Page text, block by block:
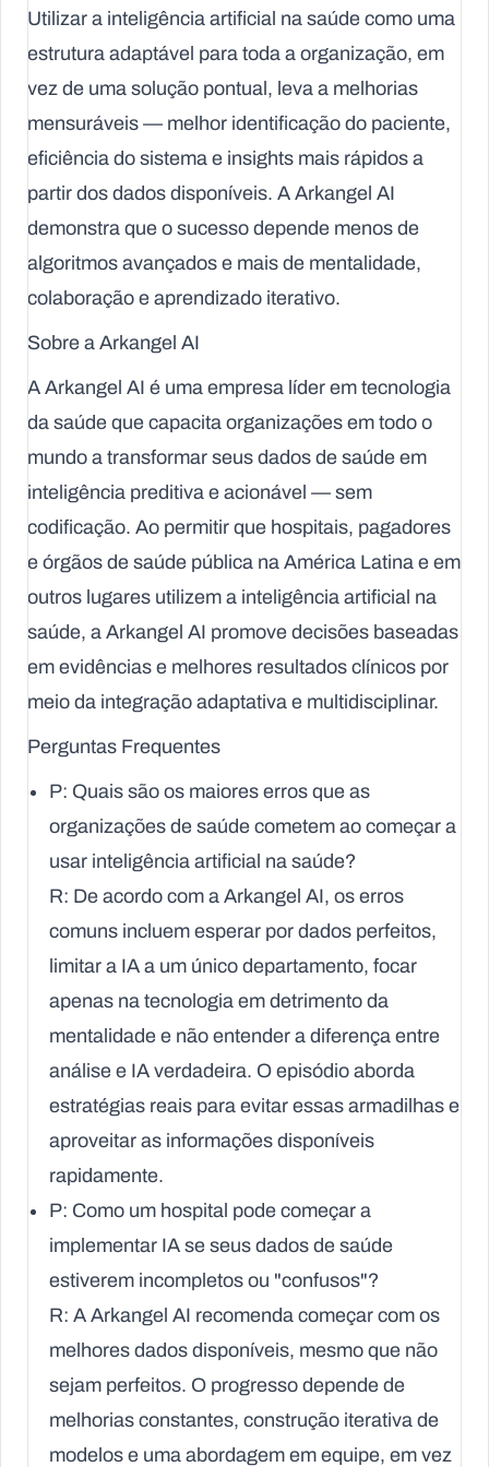
Utilizar a inteligência artificial na saúde como uma
estrutura adaptável para toda a organização, em
vez de uma solução pontual, leva a melhorias
mensuráveis — melhor identificação do paciente,
eficiência do sistema e insights mais rápidos a
partir dos dados disponíveis. A Arkangel AI
demonstra que o sucesso depende menos de
algoritmos avançados e mais de mentalidade,
colaboração e aprendizado iterativo.
Sobre a Arkangel AI
A Arkangel AI é uma empresa líder em tecnologia
da saúde que capacita organizações em todo o
mundo a transformar seus dados de saúde em
inteligência preditiva e acionável — sem
codificação. Ao permitir que hospitais, pagadores
e órgãos de saúde pública na América Latina e em
outros lugares utilizem a inteligência artificial na
saúde, a Arkangel AI promove decisões baseadas
em evidências e melhores resultados clínicos por
meio da integração adaptativa e multidisciplinar.
Perguntas Frequentes
P: Quais são os maiores erros que as
organizações de saúde cometem ao começar a
usar inteligência artificial na saúde?
R: De acordo com a Arkangel AI, os erros
comuns incluem esperar por dados perfeitos,
limitar a IA a um único departamento, focar
apenas na tecnologia em detrimento da
mentalidade e não entender a diferença entre
análise e IA verdadeira. O episódio aborda
estratégias reais para evitar essas armadilhas e
aproveitar as informações disponíveis
rapidamente.
P: Como um hospital pode começar a
implementar IA se seus dados de saúde
estiverem incompletos ou "confusos"?
R: A Arkangel AI recomenda começar com os
melhores dados disponíveis, mesmo que não
sejam perfeitos. O progresso depende de
melhorias constantes, construção iterativa de
modelos e uma abordagem em equipe, em vez